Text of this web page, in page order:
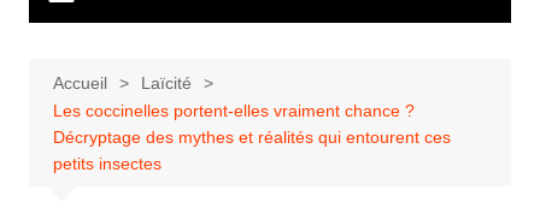
Accueil
Laïcité
Les coccinelles portent-elles vraiment chance ?
Décryptage des mythes et réalités qui entourent ces
petits insectes